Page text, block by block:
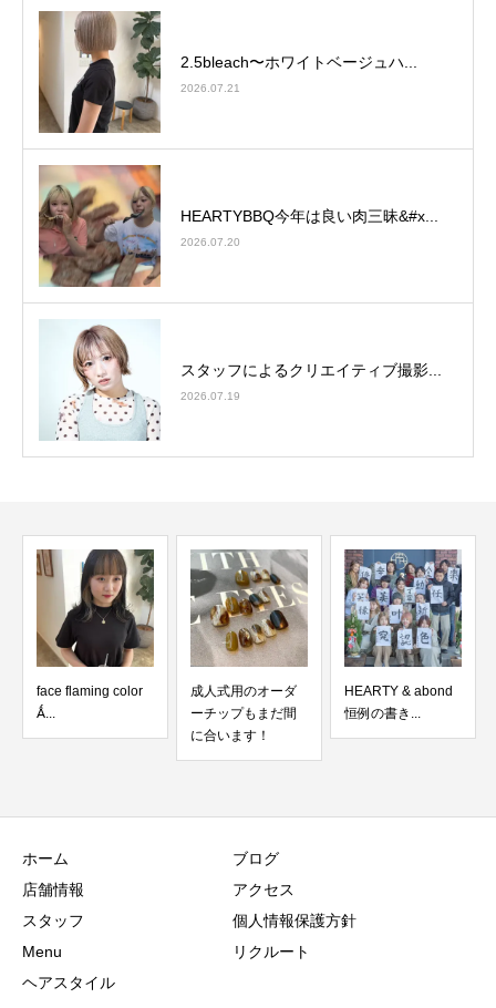
2.5bleach〜ホワイトベージュ⁡ハ...
2026.07.21
HEARTYBBQ今年は良い肉三昧&#x...
2026.07.20
スタッフによるクリエイティブ撮影...
2026.07.19
成人式用のオーダ
ーチップもまだ間
に合います！
HEARTY & abond
恒例の書き...
ブルーブラック
‍光...
ホーム
店舗情報
スタッフ
Menu
ヘアスタイル
ブログ
アクセス
個人情報保護方針
リクルート